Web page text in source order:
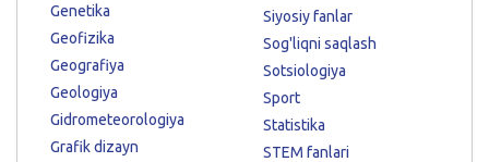
Genetika
Geofizika
Geografiya
Geologiya
Gidrometeorologiya
Grafik dizayn
Siyosiy fanlar
Sog'liqni saqlash
Sotsiologiya
Sport
Statistika
STEM fanlari